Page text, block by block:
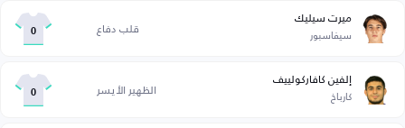
ميرت سيليك
سيفاسبور قلب دفاع 0
إلفين كافاركولييف
كارباخ الظهير الأيسر 0